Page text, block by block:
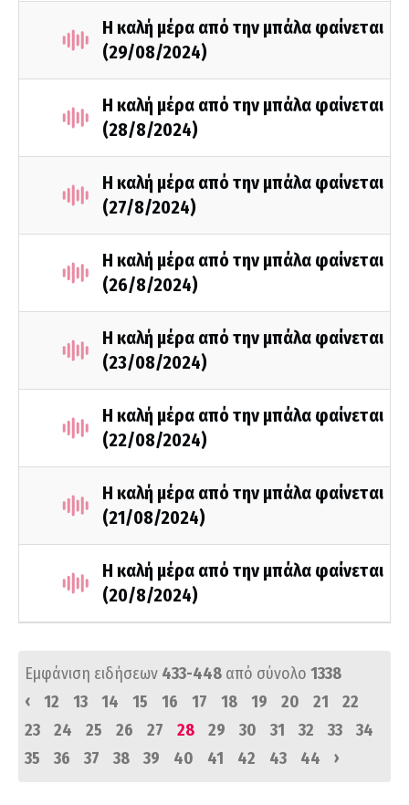
Η καλή μέρα από την μπάλα φαίνεται
(29/08/2024)
Η καλή μέρα από την μπάλα φαίνεται
(28/8/2024)
Η καλή μέρα από την μπάλα φαίνεται
(27/8/2024)
Η καλή μέρα από την μπάλα φαίνεται
(26/8/2024)
Η καλή μέρα από την μπάλα φαίνεται
(23/08/2024)
Η καλή μέρα από την μπάλα φαίνεται
(22/08/2024)
Η καλή μέρα από την μπάλα φαίνεται
(21/08/2024)
Η καλή μέρα από την μπάλα φαίνεται
(20/8/2024)
Εμφάνιση ειδήσεων 433-448 από σύνολο 1338
‹
12 13 14 15 16 17 18 19 20 21
22
23
24 25 26 27 28 29 30 31 32 33
34
35
36 37 38 39 40 41 42 43 44 ›